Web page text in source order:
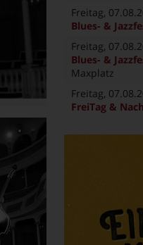
Freitag,
Blues- &
Freitag,
Blues- &
Maxplatz
Freitag,
FreiTag &